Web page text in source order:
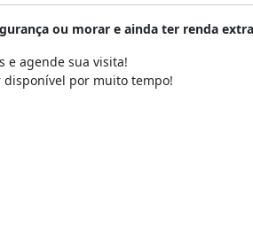
ou morar e ainda ter renda
e agende sua visita!
disponível por muito tempo!